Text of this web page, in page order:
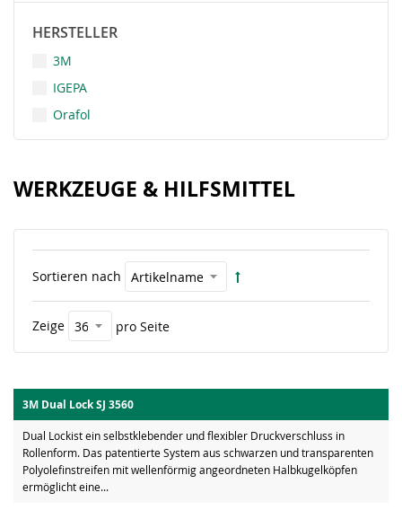
WERKZEUGE & HILFSMITTEL
Sortieren nach
Zeige pro Seite
3M Dual Lock SJ 3560
Dual Lockist ein selbstklebender und flexibler Druckverschluss in
Rollenform. Das patentierte System aus schwarzen und transparenten
Polyolefinstreifen mit wellenförmig angeordneten Halbkugelköpfen
ermöglicht eine...
HERSTELLER
3M
IGEPA
Orafol